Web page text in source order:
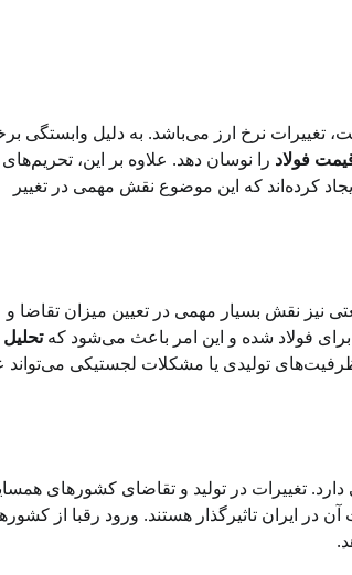
تغییرات نرخ ارز می‌باشد. به دلیل وابستگی
فولاد را نوسان دهد. علاوه بر این، تحریم‌های
کرده‌اند که این موضوع نقش مهمی در تغییر
نیز نقش بسیار مهمی در تعیین میزان تقاضا
برای فولاد شده و این امر باعث می‌شود کهتحلیل
تولیدی یا مشکلات لجستیکی
دارد. تغییرات در تولید و تقاضای کشورهای
در ایران تاثیرگذار هستند. ورود رقبا از